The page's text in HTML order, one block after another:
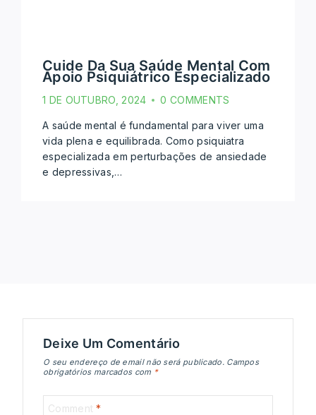
Cuide Da Sua Saúde Mental Com
Apoio Psiquiátrico Especializado
1 DE OUTUBRO, 2024 0 COMMENTS
A saúde mental é fundamental para viver uma
vida plena e equilibrada. Como psiquiatra
especializada em perturbações de ansiedade
e depressivas,…
Deixe Um Comentário
O seu endereço de email não será publicado. Campos
obrigatórios marcados com *
Comment*